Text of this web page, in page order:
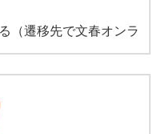
（遷移先で文春オンラ